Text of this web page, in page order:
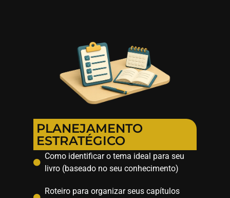
PLANEJAMENTO
ESTRATÉGICO
Como identificar o tema ideal para seu
livro (baseado no seu conhecimento)
Roteiro para organizar seus capítulos